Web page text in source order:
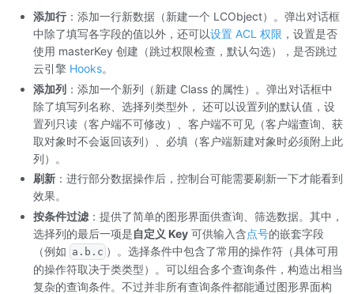
添加行 ：添加一行新数据（新建一个 LCObject）。弹出对话框
中除了填写各字段的值以外，还可以设置 ACL 权限 ，设置是否
使用 masterKey 创建（跳过权限检查，默认勾选），是否跳过
云引擎 Hooks。
添加列 ：添加一个新列（新建 Class 的属性）。弹出对话框中
除了填写列名称、选择列类型外， 还可以设置列的默认值，设
置列只读（客户端不可修改）、客户端不可见（客户端查询、获
取对象时不会返回该列）、必填（客户端新建对象时必须附上此
列）。
刷新 ：进行部分数据操作后，控制台可能需要刷新一下才能看到
效果。
按条件过滤 ：提供了简单的图形界面供查询、筛选数据。其中，
选择列的最后一项是自定义 Key 可供输入含点号的嵌套字段
（例如 a.b.c ）。选择条件中包含了常用的操作符（具体可用
的操作符取决于类类型）。可以组合多个查询条件，构造出相当
复杂的查询条件。不过并非所有查询条件都能通过图形界面构